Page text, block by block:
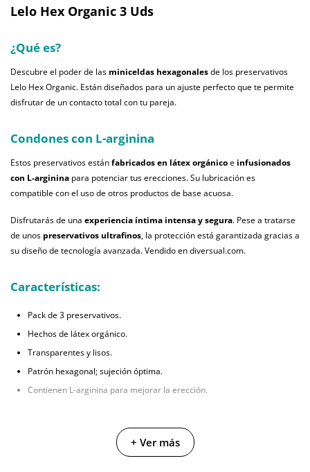
Lelo Hex Organic 3 Uds
¿Qué es?
Descubre el poder de las miniceldas hexagonalesde los preservativos
Lelo Hex Organic. Están diseñados para un ajuste perfecto que te permite
disfrutar de un contacto total con tu pareja.
Condones con L-arginina
Estos preservativos estánfabricados en látex orgánicoe infusionados
con L-arginina para potenciar tus erecciones. Su lubricación es
compatible con el uso de otros productos de base acuosa.
Disfrutarás de una experiencia íntima intensa y segura. Pese a tratarse
de unos preservativos ultrafinos, la protección está garantizada gracias a
su diseño de tecnología avanzada. Vendido en diversual.com.
Características:
Pack de 3 preservativos.
Hechos de látex orgánico.
Transparentes y lisos.
Patrón hexagonal; sujeción óptima.
Contienen L-arginina para mejorar la erección.
+ Ver más